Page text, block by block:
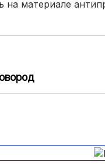
на материале